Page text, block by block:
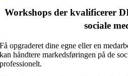
Workshops der kvalificerer
sociale
Få opgraderet dine egne eller en
kan håndtere markedsføringen på de
professionelt.